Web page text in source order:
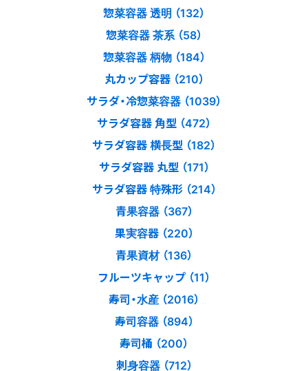
惣菜容器 透明 （132）
惣菜容器 茶系 （58）
惣菜容器 柄物 （184）
丸カップ容器 （210）
サラダ・冷惣菜容器 （1039）
サラダ容器 角型 （472）
サラダ容器 横長型 （182）
サラダ容器 丸型 （171）
サラダ容器 特殊形 （214）
青果容器 （367）
果実容器 （220）
青果資材 （136）
フルーツキャップ （11）
寿司・水産 （2016）
寿司容器 （894）
寿司桶 （200）
刺身容器 （712）